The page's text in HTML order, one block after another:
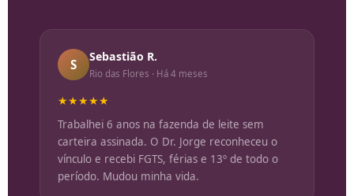
S
Sebastião R.
Rio das Flores · Há 4 meses
★★★★★
Trabalhei 6 anos na fazenda de leite sem
carteira assinada. O Dr. Jorge reconheceu o
vínculo e recebi FGTS, férias e 13º de todo o
período. Mudou minha vida.